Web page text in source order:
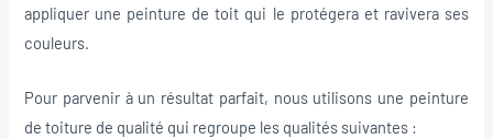
appliquer une peinture de toit qui le protégera et ravivera ses
couleurs.
Pour parvenir à un résultat parfait, nous utilisons une peinture
de toiture de qualité qui regroupe les qualités suivantes :